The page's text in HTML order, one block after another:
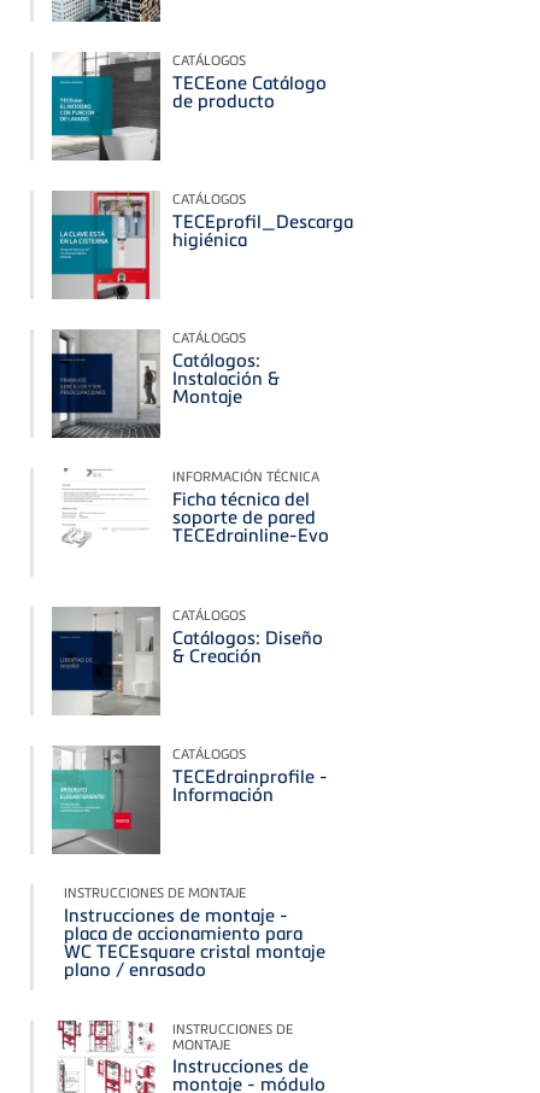
CATÁLOGOS
TECEone Catálogo
de producto
CATÁLOGOS
TECEprofil_Descarga
higiénica
CATÁLOGOS
Catálogos:
Instalación &
Montaje
INFORMACIÓN TÉCNICA
Ficha técnica del
soporte de pared
TECEdrainline-Evo
CATÁLOGOS
Catálogos: Diseño
& Creación
CATÁLOGOS
TECEdrainprofile -
Información
INSTRUCCIONES DE MONTAJE
Instrucciones de montaje -
placa de accionamiento para
WC TECEsquare cristal montaje
plano / enrasado
INSTRUCCIONES DE
MONTAJE
Instrucciones de
montaje - módulo